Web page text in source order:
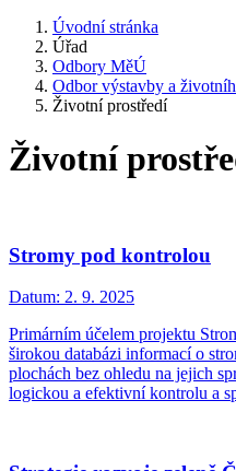
Úvodní stránka
Úřad
Odbory MěÚ
Odbor výstavby a
Životní prostředí
Životní
Stromy pod kontrolou
Datum: 2. 9. 2025
Primárním účelem projektu
širokou databázi informací o
plochách bez ohledu na jejich
logickou a efektivní kontrolu a